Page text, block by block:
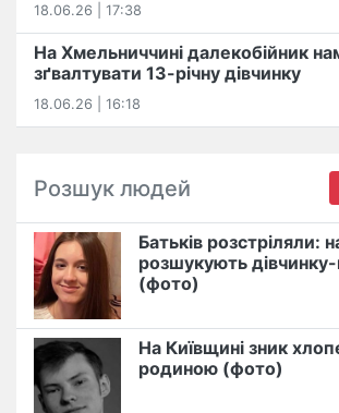
18.06.26 | 17:38
На Хмельниччині далекобійник
зґвалтувати 13-річну дівчинку
18.06.26 | 16:18
Розшук людей
Батьків розстріляли:
розшукують дівчинку-
(фото)
На Київщині зник
родиною (фото)